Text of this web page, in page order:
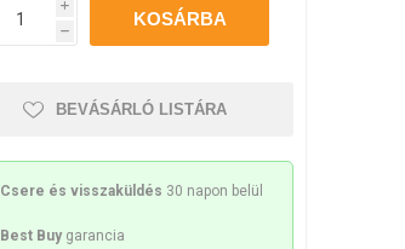
Kenőanyag
i
h
BEVÁSÁRLÓ LISTÁRA
Csere és visszaküldés 30 napon belül
Best Buy garancia